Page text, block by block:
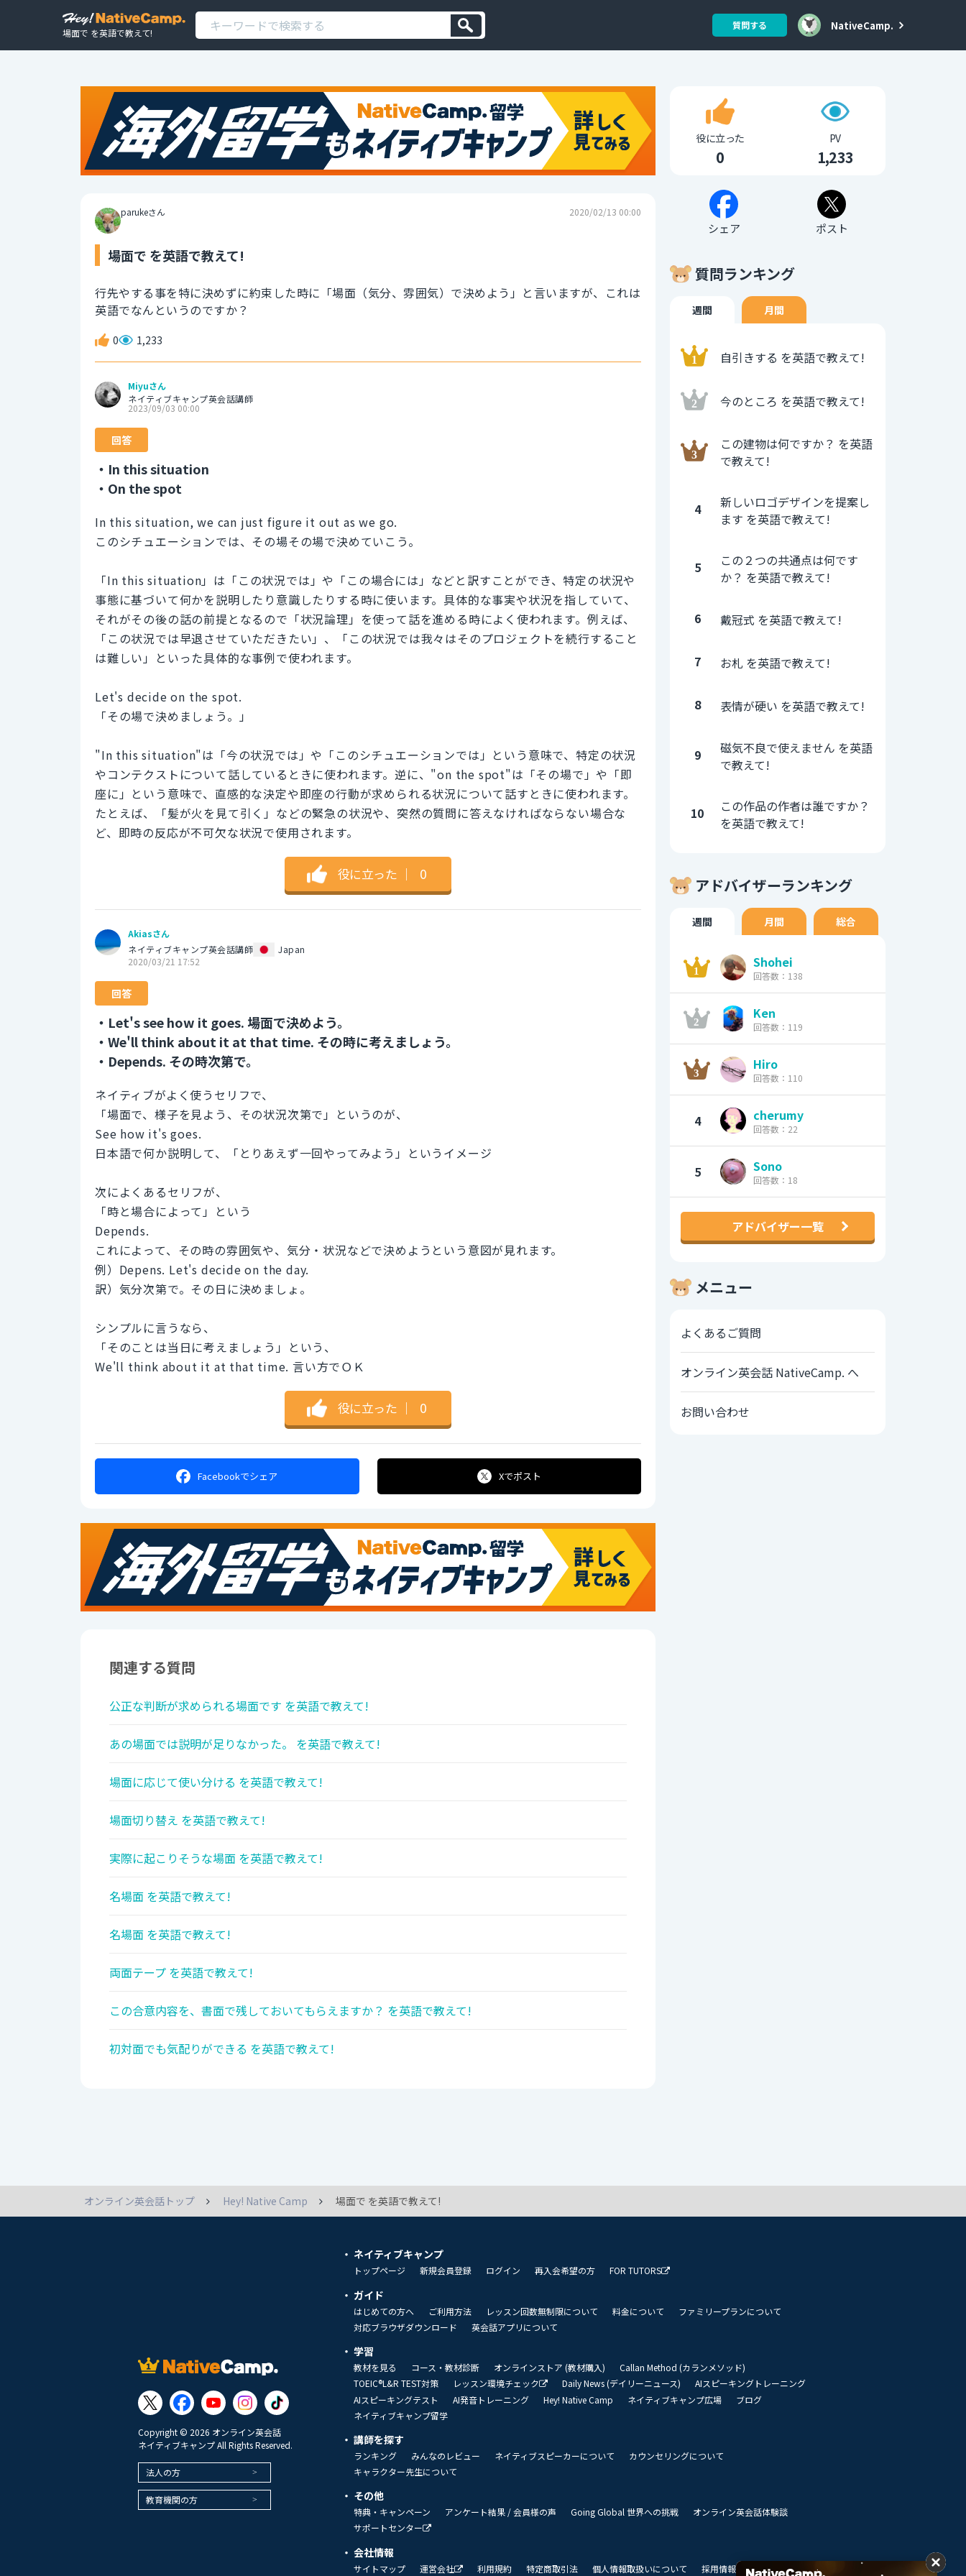
場面で を英語で教えて!
質問する NativeCamp.
parukeさん 2020/02/13 00:00
場面で を英語で教えて!
行先やする事を特に決めずに約束した時に「場面（気分、雰囲気）で決めよう」と言いますが、これは
英語でなんというのですか？
0 1,233
Miyuさん
ネイティブキャンプ英会話講師
2023/09/03 00:00
回答
・In this situation
・On the spot
In this situation, we can just figure it out as we go.
このシチュエーションでは、その場その場で決めていこう。
「In this situation」は「この状況では」や「この場合には」などと訳すことができ、特定の状況や
事態に基づいて何かを説明したり意識したりする時に使います。具体的な事実や状況を指していて、
それがその後の話の前提となるので「状況論理」を使って話を進める時によく使われます。例えば、
「この状況では早退させていただきたい」、「この状況では我々はそのプロジェクトを続行すること
は難しい」といった具体的な事例で使われます。
Let's decide on the spot.
「その場で決めましょう。」
"In this situation"は「今の状況では」や「このシチュエーションでは」という意味で、特定の状況
やコンテクストについて話しているときに使われます。逆に、"on the spot"は「その場で」や「即
座に」という意味で、直感的な決定や即座の行動が求められる状況について話すときに使われます。
たとえば、「髪が火を見て引く」などの緊急の状況や、突然の質問に答えなければならない場合な
ど、即時の反応が不可欠な状況で使用されます。
役に立った ｜ 0
Akiasさん
ネイティブキャンプ英会話講師
Japan
2020/03/21 17:52
回答
・Let's see how it goes. 場面で決めよう。
・We'll think about it at that time. その時に考えましょう。
・Depends. その時次第で。
ネイティブがよく使うセリフで、
「場面で、様子を見よう、その状況次第で」というのが、
See how it's goes.
日本語で何か説明して、「とりあえず一回やってみよう」というイメージ
次によくあるセリフが、
「時と場合によって」という
Depends.
これによって、その時の雰囲気や、気分・状況などで決めようという意図が見れます。
例）Depens. Let's decide on the day.
訳）気分次第で。その日に決めましょ。
シンプルに言うなら、
「そのことは当日に考えましょう」という、
We'll think about it at that time. 言い方でＯＫ
役に立った ｜ 0
Facebookでシェア Xでポスト
関連する質問
公正な判断が求められる場面です を英語で教えて!
あの場面では説明が足りなかった。 を英語で教えて!
場面に応じて使い分ける を英語で教えて!
場面切り替え を英語で教えて!
実際に起こりそうな場面 を英語で教えて!
名場面 を英語で教えて!
名場面 を英語で教えて!
両面テープ を英語で教えて!
この合意内容を、書面で残しておいてもらえますか？ を英語で教えて!
初対面でも気配りができる を英語で教えて!
役に立った
0
PV
1,233
シェア ポスト
質問ランキング
週間 月間
自引きする を英語で教えて!
今のところ を英語で教えて!
この建物は何ですか？ を英語
で教えて!
4
新しいロゴデザインを提案し
ます を英語で教えて!
5
この２つの共通点は何です
か？ を英語で教えて!
6 戴冠式 を英語で教えて!
7 お札 を英語で教えて!
8 表情が硬い を英語で教えて!
9
磁気不良で使えません を英語
で教えて!
10
この作品の作者は誰ですか？
を英語で教えて!
アドバイザーランキング
週間 月間 総合
Shohei
回答数：138
Ken
回答数：119
Hiro
回答数：110
4 cherumy
回答数：22
5 Sono
回答数：18
アドバイザー一覧
メニュー
よくあるご質問
オンライン英会話 NativeCamp. へ
お問い合わせ
オンライン英会話トップ Hey! Native Camp 場面で を英語で教えて!
Copyright © 2026 オンライン英会話
ネイティブキャンプ All Rights Reserved.
法人の方
教育機関の方
ネイティブキャンプ
トップページ 新規会員登録 ログイン 再入会希望の方 FOR TUTORS
ガイド
はじめての方へ ご利用方法 レッスン回数無制限について 料金について
ファミリープランについて
対応ブラウザダウンロード
英会話アプリについて
学習
教材を見る コース・教材診断 オンラインストア (教材購入)
Callan Method (カランメソッド)
TOEIC®L&R TEST対策
レッスン環境チェック Daily News (デイリーニュース)
AIスピーキングトレーニング
AIスピーキングテスト
AI発音トレーニング Hey! Native Camp ネイティブキャンプ広場
ブログ
ネイティブキャンプ留学
講師を探す
ランキング みんなのレビュー ネイティブスピーカーについて
カウンセリングについて
キャラクター先生について
その他
特典・キャンペーン アンケート結果 / 会員様の声 Going Global 世界への挑戦
オンライン英会話体験談
サポートセンター
会社情報
サイトマップ 運営会社 利用規約 特定商取引法 個人情報取扱いについて 採用情報 私達のビジョン